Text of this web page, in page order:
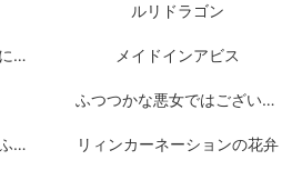
ルリドラゴン
片田舎のおっさん、剣聖になる メイドインアビス
ふつつかな悪女ではございますが
スーパーの裏でヤニ吸うふたり リィンカーネーションの花弁